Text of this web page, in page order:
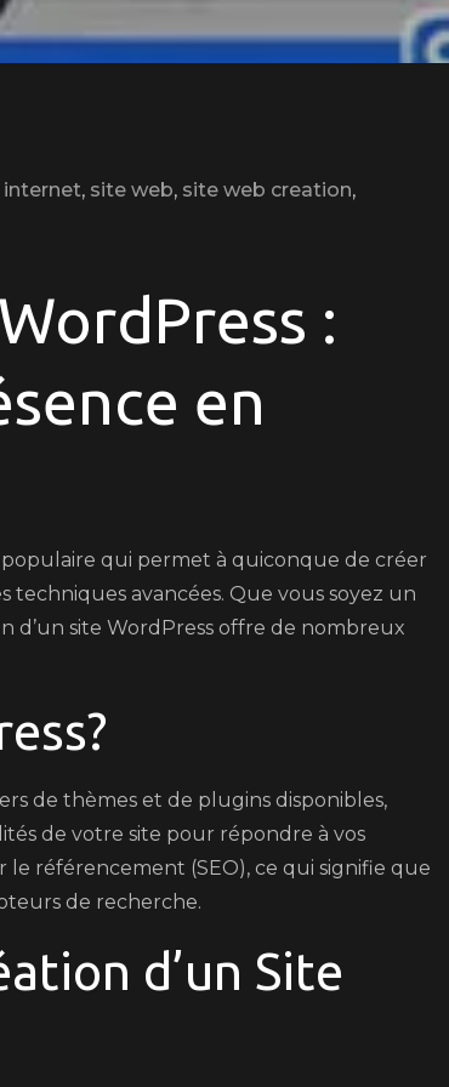
internet, site web, site web creation,
:
en
qui permet à quiconque de créer
techniques avancées. Que vous soyez un
d’un site WordPress offre de nombreux
de thèmes et de plugins disponibles,
de votre site pour répondre à vos
le référencement (SEO), ce qui signifie que
de recherche.
d’un Site